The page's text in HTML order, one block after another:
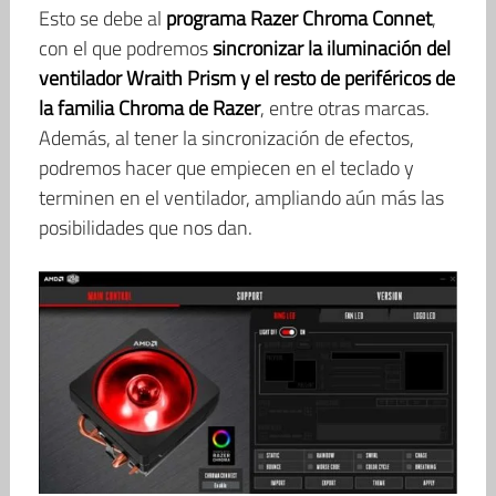
Esto se debe al programa Razer Chroma Connet,
con el que podremossincronizar la iluminación del
ventilador Wraith Prism y el resto de periféricos de
la familia Chroma de Razer, entre otras marcas.
Además, al tener la sincronización de efectos,
podremos hacer que empiecen en el teclado y
terminen en el ventilador, ampliando aún más las
posibilidades que nos dan.